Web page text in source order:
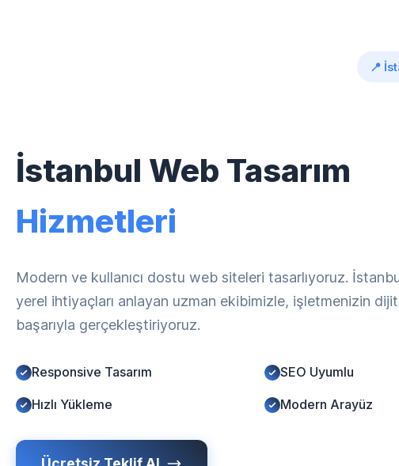
📍
İstanbul Web Tasarım
Hizmetleri
Modern ve kullanıcı dostu web siteleri tasarlıyoruz.
yerel ihtiyaçları anlayan uzman ekibimizle, işletmenizin
başarıyla gerçekleştiriyoruz.
Responsive Tasarım SEO Uyumlu
Hızlı Yükleme Modern Arayüz